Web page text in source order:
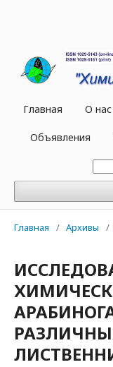
Главная О нас
Объявления
Главная / Архивы /